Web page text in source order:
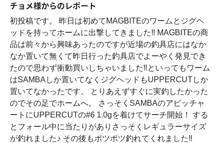
チョメ様からのレポート
初投稿です。 昨日は初めてMAGBITEのワームとジグヘ
ッドを持ってホームに出撃してきました‼ MAGBITEの商
品は前々から興味あったのですが近場の釣具店にはなか
なか置いて無くて昨日行った釣具店でよーやく発見でき
たので思わず衝動買いしちゃいました‼といってもワーム
はSAMBAしか置いてなくジグヘッドもUPPERCUTしか
置いてなかったです。 とりあえずすぐに実釣したかった
のでその足でホームへ。 さっそくSAMBAのアピッチャ
ートにUPPERCUTの#6 1.0gを着けてサーチ開始！ する
とフォール中に当たりがありさっそくレギュラーサイズ
が釣れました♪ その後もポツポツ釣れてくれました‼